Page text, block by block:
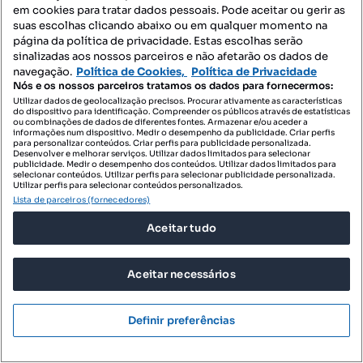
950 €10,07 €/m²
Andar moradia T3 - Monserrate
Santa Maria Maior e Monserrate e Meadela, Viana do Castelo, Viana do Castelo
Tipologia
T3
Preço por metro quadrado
94.3 m²
MITOS - Mediação Imobiliária
Profissional
em cookies para tratar dados pessoais. Pode aceitar ou gerir as
suas escolhas clicando abaixo ou em qualquer momento na
página da política de privacidade. Estas escolhas serão
sinalizadas aos nossos parceiros e não afetarão os dados de
navegação. Política de Cookies, Política de Privacidade
Nós e os nossos parceiros tratamos os dados para fornecermos:
Utilizar dados de geolocalização precisos. Procurar ativamente as características
do dispositivo para identificação. Compreender os públicos através de estatísticas
ou combinações de dados de diferentes fontes. Armazenar e/ou aceder a
informações num dispositivo. Medir o desempenho da publicidade. Criar perfis
para personalizar conteúdos. Criar perfis para publicidade personalizada.
Desenvolver e melhorar serviços. Utilizar dados limitados para selecionar
publicidade. Medir o desempenho dos conteúdos. Utilizar dados limitados para
selecionar conteúdos. Utilizar perfis para selecionar publicidade personalizada.
Utilizar perfis para selecionar conteúdos personalizados.
Lista de parceiros (fornecedores)
Aceitar tudo
Aceitar necessários
Definir preferências